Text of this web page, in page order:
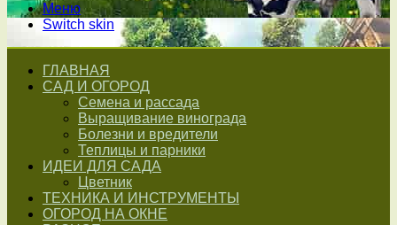
Меню
Switch skin
ГЛАВНАЯ
САД И ОГОРОД
Семена и рассада
Выращивание винограда
Болезни и вредители
Теплицы и парники
ИДЕИ ДЛЯ САДА
Цветник
ТЕХНИКА И ИНСТРУМЕНТЫ
ОГОРОД НА ОКНЕ